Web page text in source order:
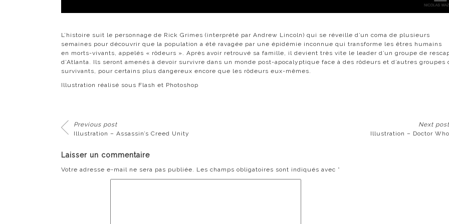
L’histoire suit le personnage de Rick Grimes (interprété par Andrew Lincoln) qui se réveille d’un coma de plusieurs
semaines pour découvrir que la population a été ravagée par une épidémie inconnue qui transforme les êtres humains
en morts-vivants, appelés « rôdeurs ». Après avoir retrouvé sa famille, il devient très vite le leader d’un groupe de
d’Atlanta. Ils seront amenés à devoir survivre dans un monde post-apocalyptique face à des rôdeurs et d’autres groupes
survivants, pour certains plus dangereux encore que les rôdeurs eux-mêmes.
Illustration réalisé sous Flash et Photoshop
Previous post
Illustration – Assassin’s Creed Unity
Next post
Illustration – Doctor Who
Laisser un commentaire
Votre adresse e-mail ne sera pas publiée. Les champs obligatoires sont indiqués avec *